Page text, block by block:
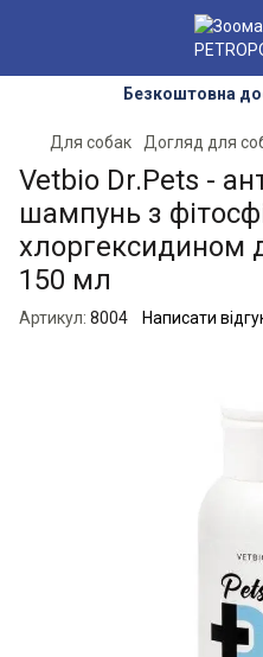
Безкоштовна
Для собак Догляд для
Vetbio Dr.Pets -
шампунь з
хлоргексидином
150 мл
Артикул: 8004 Написати